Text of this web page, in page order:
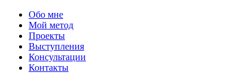
Обо мне
Мой метод
Проекты
Выступления
Консультации
Контакты